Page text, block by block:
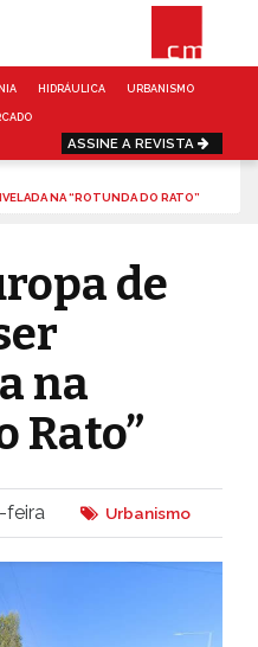
HIDRÁULICA URBANISMO
ASSINE A REVISTA
NA “ROTUNDA DO RATO”
de
na
Rato”
feira Urbanismo